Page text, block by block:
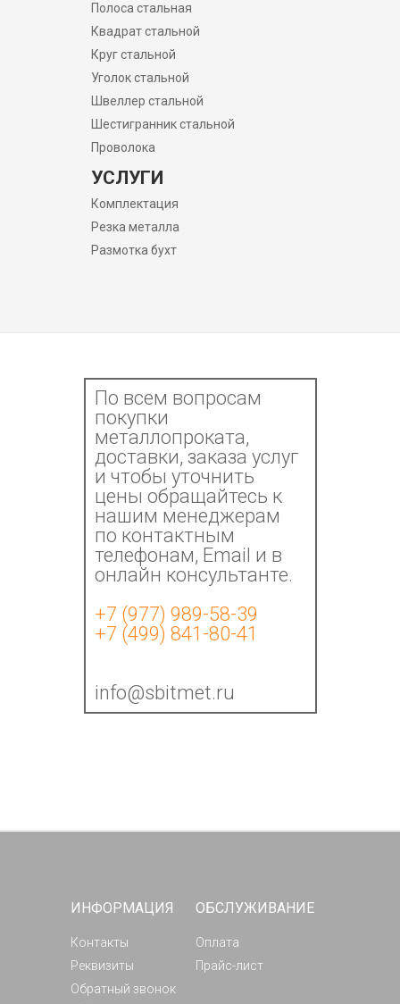
Полоса стальная
Квадрат стальной
Круг стальной
Уголок стальной
Швеллер стальной
Шестигранник стальной
Проволока
УСЛУГИ
Комплектация
Резка металла
Размотка бухт
По всем вопросам
покупки
металлопроката,
доставки, заказа услуг
и чтобы уточнить
цены обращайтесь к
нашим менеджерам
по контактным
телефонам, Email и в
онлайн консультанте.
+7 (977) 989-58-39
+7 (499) 841-80-41
info@sbitmet.ru
ИНФОРМАЦИЯ
Контакты
Реквизиты
Обратный звонок
ОБСЛУЖИВАНИЕ
Оплата
Прайс-лист